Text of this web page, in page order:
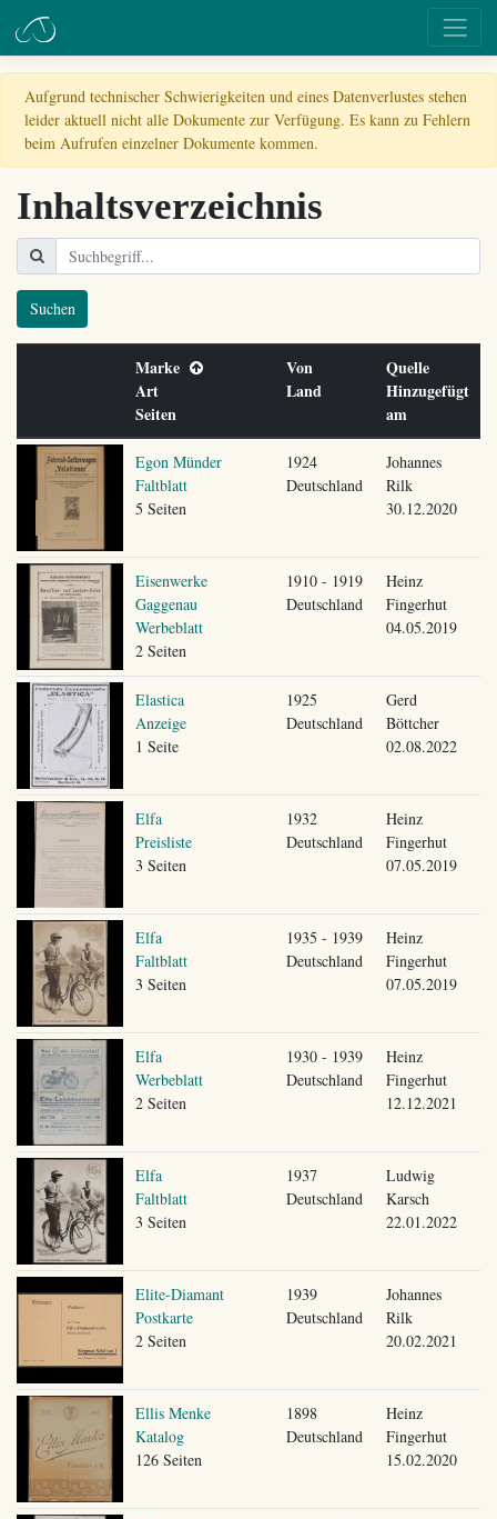
Aufgrund technischer Schwierigkeiten und eines Datenverlustes stehen
leider aktuell nicht alle Dokumente zur Verfügung. Es kann zu Fehlern
beim Aufrufen einzelner Dokumente kommen.
Inhaltsverzeichnis
Suchen
Marke
Art
Seiten
Von
Land
Quelle
Hinzugefügt
am
Egon Münder
Faltblatt
5 Seiten
1924
Deutschland
Johannes
Rilk
30.12.2020
Eisenwerke
Gaggenau
Werbeblatt
2 Seiten
1910 - 1919
Deutschland
Heinz
Fingerhut
04.05.2019
Elastica
Anzeige
1 Seite
1925
Deutschland
Gerd
Böttcher
02.08.2022
Elfa
Preisliste
3 Seiten
1932
Deutschland
Heinz
Fingerhut
07.05.2019
Elfa
Faltblatt
3 Seiten
1935 - 1939
Deutschland
Heinz
Fingerhut
07.05.2019
Elfa
Werbeblatt
2 Seiten
1930 - 1939
Deutschland
Heinz
Fingerhut
12.12.2021
Elfa
Faltblatt
3 Seiten
1937
Deutschland
Ludwig
Karsch
22.01.2022
Elite-Diamant
Postkarte
2 Seiten
1939
Deutschland
Johannes
Rilk
20.02.2021
Ellis Menke
Katalog
126 Seiten
1898
Deutschland
Heinz
Fingerhut
15.02.2020